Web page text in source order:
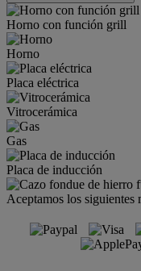
Horno con función grill
Horno
Placa eléctrica
Vitrocerámica
Gas
Placa de inducción
Aceptamos los siguientes